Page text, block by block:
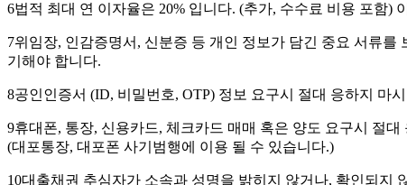
6법적 최대 연 이자율은 20% 입니다. (추가, 수수료 비용 포함)
7위임장, 인감증명서, 신분증 등 개인 정보가 담긴 중요 서류
기해야 합니다.
8공인인증서 (ID, 비밀번호, OTP) 정보 요구시 절대 응하지 마
9휴대폰, 통장, 신용카드, 체크카드 매매 혹은 양도 요구시 절대
(대포통장, 대포폰 사기범행에 이용 될 수 있습니다.)
10대출채권 추심자가 소속과 성명을 밝히지 않거나, 확인되지